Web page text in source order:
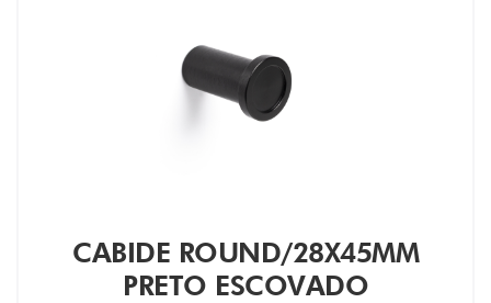
CABIDE ROUND/28X45MM
PRETO ESCOVADO